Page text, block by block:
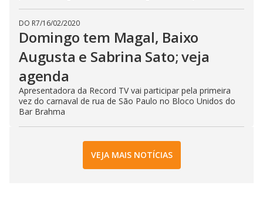
DO R7/16/02/2020
Domingo tem Magal, Baixo
Augusta e Sabrina Sato; veja
agenda
Apresentadora da Record TV vai participar pela primeira
vez do carnaval de rua de São Paulo no Bloco Unidos do
Bar Brahma
VEJA MAIS NOTÍCIAS